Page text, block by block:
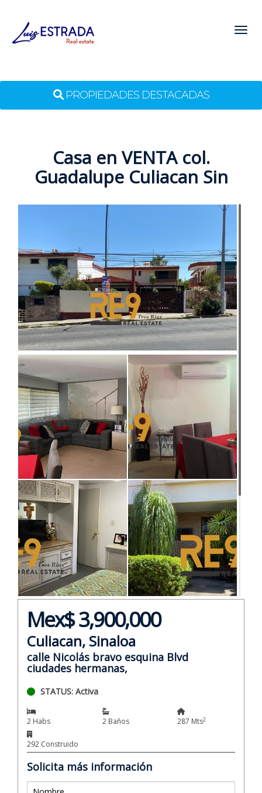
PROPIEDADES DESTACADAS
Casa en VENTA col.
Guadalupe Culiacan Sin
Mex$ 3,900,000
Culiacan, Sinaloa
calle Nicolás bravo esquina Blvd
ciudades hermanas,
STATUS: Activa
2 Habs 2 Baños 287 Mts2
292 Construido
Solicita más información